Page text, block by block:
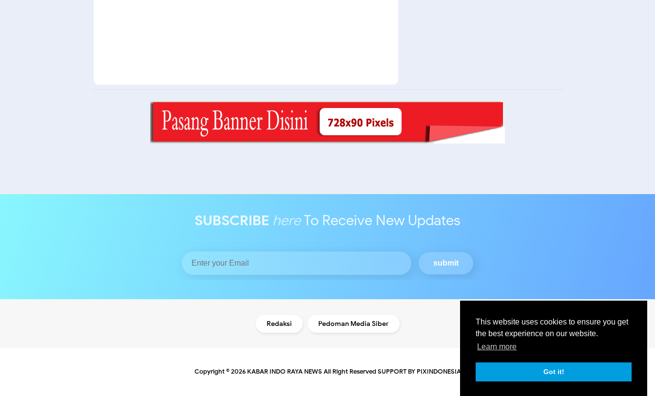
This website uses cookies to ensure you get
the best experience on our website.
Learn more
Got it!
SUBSCRIBE hereTo Receive New Updates
Redaksi Pedoman Media Siber
Copyright ©2026 KABAR INDO RAYA NEWS All Right ReservedSUPPORT BY PIXINDONESIA